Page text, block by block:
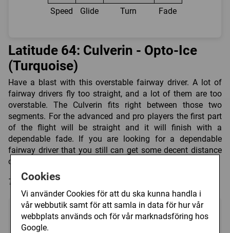
Cookies
Vi använder Cookies för att du ska kunna handla i
vår webbutik samt för att samla in data för hur vår
webbplats används och för vår marknadsföring hos
Google.
Speed Glide Turn Fade
Latitude 64: Culverin - Opto-Ice
(Turquoise)
Have a blast with this overstable fairway driver. A lot of
fairway drivers fly too straight, and a lot of them are too
overstable. The Culverin fits right between those two
segments. For the advanced and pro players the first part
of the flight will be straight and it will finish with a
dependable fade. If you are looking for a dependable
fairway driver that you still can get some decent distance
out of, Culverin is the answer. Aim, shoot, hit your mark.
Trycket på discen kan variera i färg och form.
219 kr Utgått